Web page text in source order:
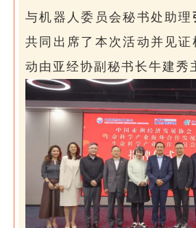
与机器人委员会秘书处助理
共同出席了本次活动并见
动由亚经协副秘书长牛建秀